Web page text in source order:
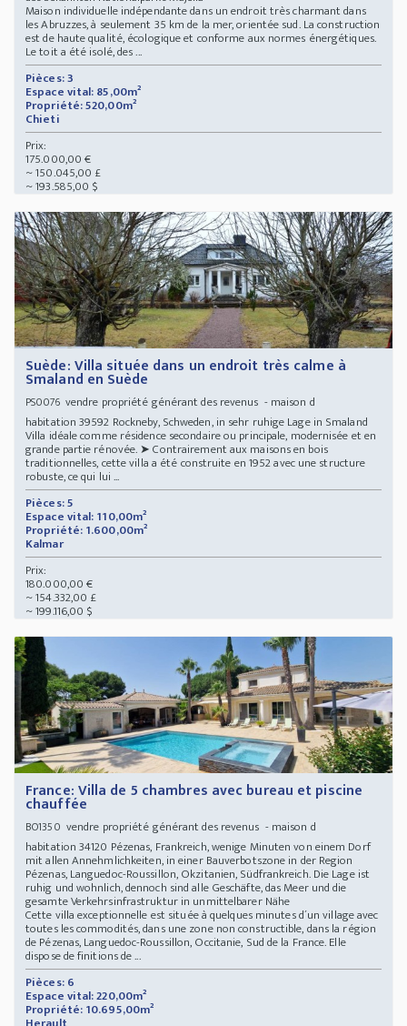
Maison individuelle indépendante dans un endroit très charmant dans
les Abruzzes, à seulement 35 km de la mer, orientée sud. La construction
est de haute qualité, écologique et conforme aux normes énergétiques.
Le toit a été isolé, des ...
Pièces: 3
Espace vital: 85,00m²
Propriété: 520,00m²
Chieti
Prix:
175.000,00 €
~ 150.045,00 £
~ 193.585,00 $
Suède: Villa située dans un endroit très calme à
Smaland en Suède
PS0076vendre propriété générant des revenus - maison d
habitation 39592 Rockneby, Schweden, in sehr ruhige Lage in Smaland
Villa idéale comme résidence secondaire ou principale, modernisée et en
grande partie rénovée. ➤ Contrairement aux maisons en bois
traditionnelles, cette villa a été construite en 1952 avec une structure
robuste, ce qui lui ...
Pièces: 5
Espace vital: 110,00m²
Propriété: 1.600,00m²
Kalmar
Prix:
180.000,00 €
~ 154.332,00 £
~ 199.116,00 $
France: Villa de 5 chambres avec bureau et piscine
chauffée
BO1350 vendre propriété générant des revenus - maison d
habitation 34120 Pézenas, Frankreich, wenige Minuten von einem Dorf
mit allen Annehmlichkeiten, in einer Bauverbotszone in der Region
Pézenas, Languedoc-Roussillon, Okzitanien, Südfrankreich. Die Lage ist
ruhig und wohnlich, dennoch sind alle Geschäfte, das Meer und die
gesamte Verkehrsinfrastruktur in unmittelbarer Nähe
Cette villa exceptionnelle est située à quelques minutes d´un village avec
toutes les commodités, dans une zone non constructible, dans la région
de Pézenas, Languedoc-Roussillon, Occitanie, Sud de la France. Elle
dispose de finitions de ...
Pièces: 6
Espace vital: 220,00m²
Propriété: 10.695,00m²